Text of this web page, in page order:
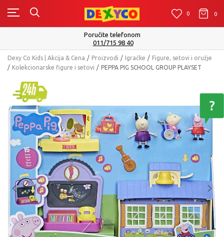
0 0 0
Poručite telefonom
011/715 98 40
Dexy Co Kids | Akcija & Cena Proizvodi Igračke
Figure, setovi i oružje
Kolekcionarske figure i setovi
PEPPA PIG SCHOOL GROUP PLAYSET